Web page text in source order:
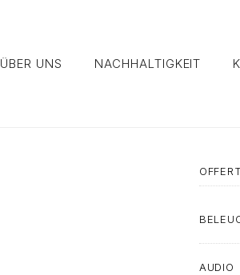
ÜBER UNS NACHHALTIGKEIT
AUDIO